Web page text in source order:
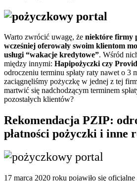
Warto zwrócić uwagę, że niektóre firmy
wcześniej oferowały swoim klientom
usługi “wakacje kredytowe”. Wśród
między innymi: Hapipożyczki czy
odroczeniu terminu spłaty raty nawet o 3
zaciągnęliśmy pożyczkę w jednej z tej
martwić się nadchodzącym terminem
pozostałych klientów?
Rekomendacja PZIP:
płatności pożyczki i inne
17 marca 2020 roku pojawiło się